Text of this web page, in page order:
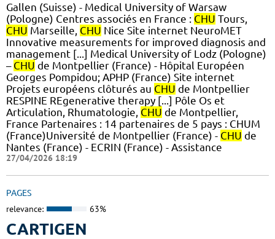
Gallen (Suisse) - Medical University of Warsaw
(Pologne) Centres associés en France : CHU Tours,
CHU Marseille, CHU Nice Site internet NeuroMET
Innovative measurements for improved diagnosis and
management [...] Medical University of Lodz (Pologne)
– CHU de Montpellier (France) - Hôpital Européen
Georges Pompidou; APHP (France) Site internet
Projets européens clôturés au CHU de Montpellier
RESPINE REgenerative therapy [...] Pôle Os et
Articulation, Rhumatologie, CHU de Montpellier,
France Partenaires : 14 partenaires de 5 pays : CHUM
(France)Université de Montpellier (France) - CHU de
Nantes (France) - ECRIN (France) - Assistance
27/04/2026 18:19
PAGES
relevance: 63%
CARTIGEN